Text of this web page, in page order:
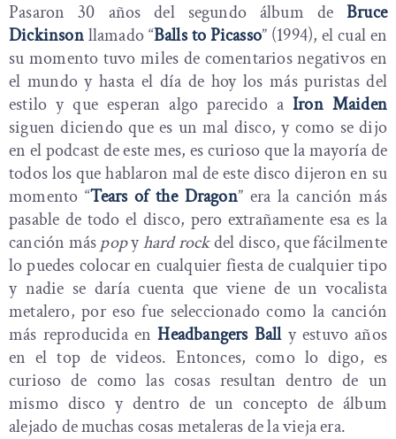
Pasaron 30 años del segundo álbum de Bruce
Dickinsonllamado “Balls to Picasso” (1994), el cual en
su momento tuvo miles de comentarios negativos en
el mundo y hasta el día de hoy los más puristas del
estilo y que esperan algo parecido a Iron Maiden
siguen diciendo que es un mal disco, y como se dijo
en el podcast de este mes, es curioso que la mayoría de
todos los que hablaron mal de este disco dijeron en su
momento “Tears of the Dragon” era la canción más
pasable de todo el disco, pero extrañamente esa es la
canción máspopyhard rockdel disco, que fácilmente
lo puedes colocar en cualquier fiesta de cualquier tipo
y nadie se daría cuenta que viene de un vocalista
metalero, por eso fue seleccionado como la canción
más reproducida enHeadbangers Bally estuvo años
en el top de videos. Entonces, como lo digo, es
curioso de como las cosas resultan dentro de un
mismo disco y dentro de un concepto de álbum
alejado de muchas cosas metaleras de la vieja era.